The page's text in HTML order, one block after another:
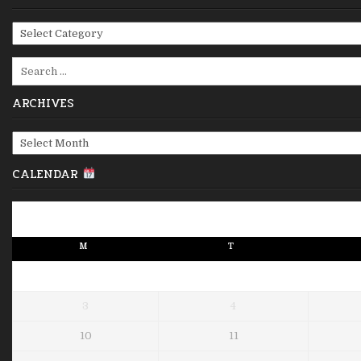
Categories
ARCHIVES
Archives
CALENDAR
M T
3 4
10 11